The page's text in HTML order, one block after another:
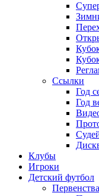
Ссылки
Год
Год
Клубы
Игроки
Детский футбол